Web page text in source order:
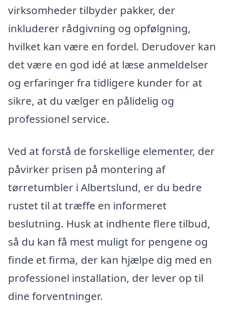
virksomheder tilbyder pakker, der
inkluderer rådgivning og opfølgning,
hvilket kan være en fordel. Derudover kan
det være en god idé at læse anmeldelser
og erfaringer fra tidligere kunder for at
sikre, at du vælger en pålidelig og
professionel service.
Ved at forstå de forskellige elementer, der
påvirker prisen på montering af
tørretumbler i Albertslund, er du bedre
rustet til at træffe en informeret
beslutning. Husk at indhente flere tilbud,
så du kan få mest muligt for pengene og
finde et firma, der kan hjælpe dig med en
professionel installation, der lever op til
dine forventninger.